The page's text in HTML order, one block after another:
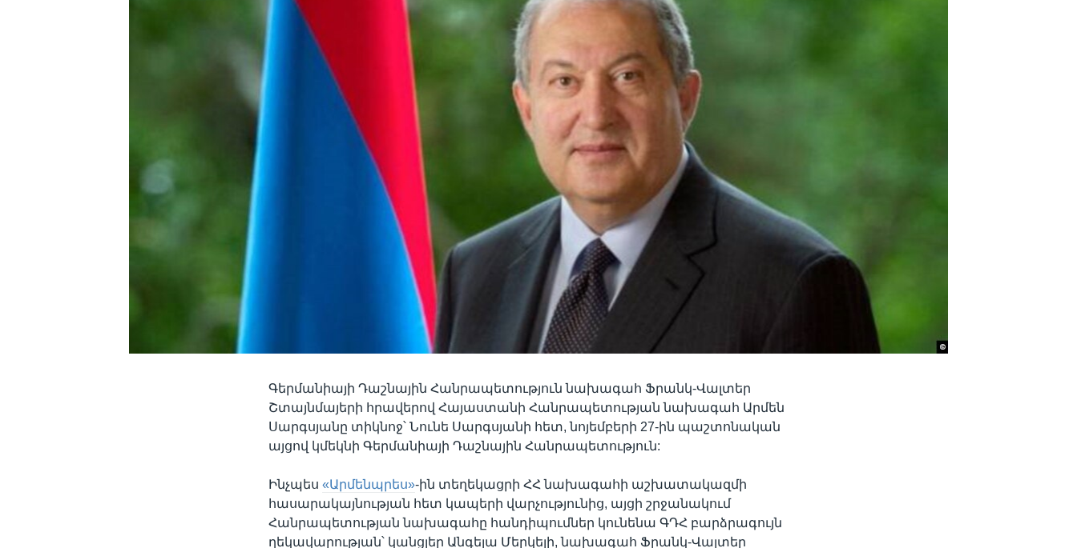
Գերմանիայի Դաշնային Հանրապետություն նախագահ Ֆրանկ-Վալտեր
Շտայնմայերի հրավերով Հայաստանի Հանրապետության նախագահ Արմեն
Սարգսյանը տիկնոջ՝ Նունե Սարգսյանի հետ, նոյեմբերի 27-ին պաշտոնական
այցով կմեկնի Գերմանիայի Դաշնային Հանրապետություն:
Ինչպես«Արմենպրես»-ին տեղեկացրի ՀՀ նախագահի աշխատակազմի
հասարակայնության հետ կապերի վարչությունից, այցի շրջանակում
Հանրապետության նախագահը հանդիպումներ կունենա ԳԴՀ բարձրագույն
ղեկավարության՝ կանցլեր Անգելա Մերկելի, նախագահ Ֆրանկ-Վալտեր